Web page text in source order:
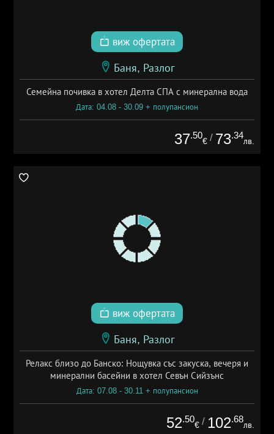
виж офертата
Баня, Разлог
Семейна почивка в хотел Делта СПА с минерална вода
Дата: 04.08 - 30.09 + полупансион
37.50
€ / 73.34
лв.
виж офертата
Баня, Разлог
Релакс близо до Банско: Нощувка със закуска, вечеря и
минерални басейни в хотел Севън Сийзънс
Дата: 07.08 - 30.11 + полупансион
52.50
€ / 102.68
лв.